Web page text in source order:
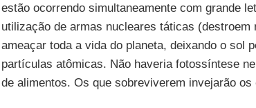
estão ocorrendo simultaneamente com grande
utilização de armas nucleares táticas
ameaçar toda a vida do planeta, deixando o sol
partículas atômicas. Não haveria fotossíntese
de alimentos. Os que sobreviverem invejarão os